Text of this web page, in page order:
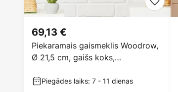
Piekaramais gaismeklis Woodrow,
Ø 21,5 cm, gaišs koks,
69,13 €
Piegādes laiks: 7 - 11 dienas